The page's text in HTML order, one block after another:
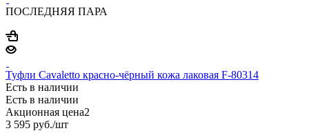
ПОСЛЕДНЯЯ ПАРА
Туфли Cavaletto красно-чёрный кожа лаковая F-80314
Есть в наличии
Есть в наличии
Акционная цена2
3 595 руб./шт